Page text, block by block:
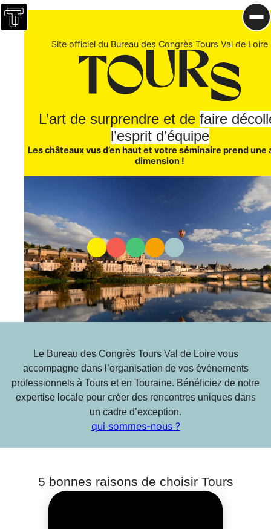
Aller au contenu
Accueil
Congrès
Loire
Tours Val
5 bonnes
Tours
Tours et
clés
Mieux
connaître
Tours
Organisez
votre
Notre équipe,
nos
engagements
Nos
Bienvenue sur le site du Bureau des
Site officiel du Bureau des Congrès Tours Val de Loire
L’art de surprendre et de faire
l’esprit d’équipe
Les châteaux vus d’en haut et votre séminaire prend une
dimension !
Le Bureau des Congrès Tours Val de Loire vous
accompagne dans l’organisation de vos événements
professionnels à Tours et en Touraine. Bénéficiez de notre
expertise locale pour créer des rencontres uniques dans
un cadre d’exception.
qui sommes-nous ?
5 bonnes raisons de choisir Tours